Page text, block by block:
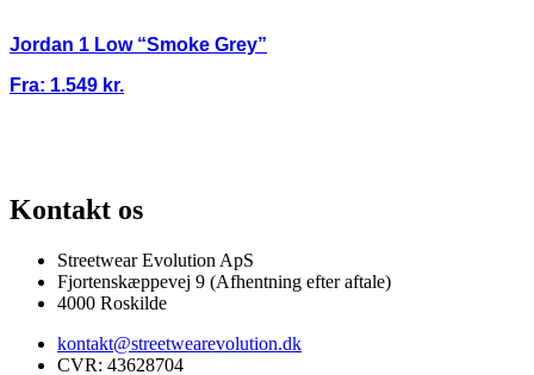
Jordan 1 Low “Smoke Grey”
Fra: 1.549 kr.
Kontakt os
Streetwear Evolution ApS
Fjortenskæppevej 9 (Afhentning efter aftale)
4000 Roskilde
kontakt@streetwearevolution.dk
CVR: 43628704